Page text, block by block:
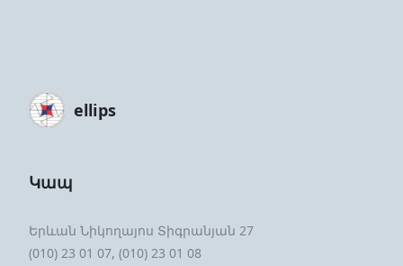
ellips
Կապ
Երևան Նիկողայոս Տիգրանյան 27
(010) 23 01 07, (010) 23 01 08